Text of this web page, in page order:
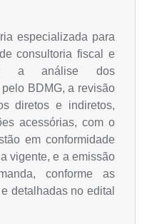
especializada para
consultoria fiscal e
a análise dos
BDMG, a revisão
diretos e indiretos,
acessórias, com o
em conformidade
vigente, e a emissão
conforme as
detalhadas no edital